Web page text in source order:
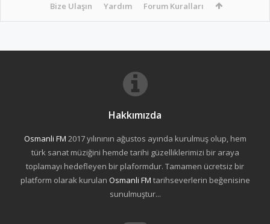
Bize Ulaşın Yardım Forum Kuralları
Hakkımızda
Osmanli FM 2017 yılınının ağustos ayında kurulmuş olup, hem
türk sanat müziğini hemde tarihi güzelliklerimizi bir araya
toplamayı hedefleyen bir plaformdur. Tamamen ücretsiz bir
platform olarak kurulan Osmanli FM tarihseverlerin beğenisine
sunulmuştur...